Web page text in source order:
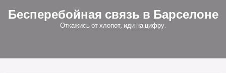
Бесперебойная связь в Барселоне
Откажись от хлопот, иди на цифру.